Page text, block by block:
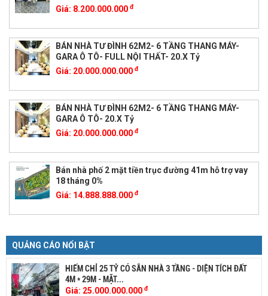
Giá: 8.200.000.000 đ
BÁN NHÀ TƯ ĐÌNH 62M2- 6 TẦNG THANG MÁY-
GARA Ô TÔ- FULL NỘI THẤT- 20.X Tỷ
Giá: 20.000.000.000 đ
BÁN NHÀ TƯ ĐÌNH 62M2- 6 TẦNG THANG MÁY-
GARA Ô TÔ- 20.X Tỷ
Giá: 20.000.000.000 đ
Bán nhà phố 2 mặt tiền trục đường 41m hỗ trợ vay
18 tháng 0%
Giá: 14.888.888.000 đ
QUẢNG CÁO NỔI BẬT
HIẾM CHỈ 25 TỶ CÓ SẴN NHÀ 3 TẦNG - DIỆN TÍCH ĐẤT
4M * 29M - MẶT...
Giá: 25.000.000.000 đ